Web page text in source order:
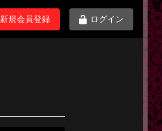
新規会員登録 ログイン